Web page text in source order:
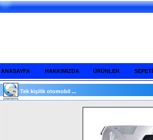
ANASAYFA HAKKIMIZDA ÜRÜNLER
Tek kişilik otomobil ...